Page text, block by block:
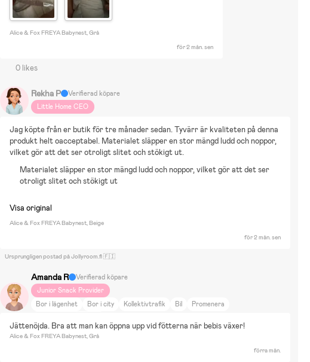
Alice & Fox FREYA Babynest, Grå
för 2 mån. sen
0 likes
Rekha P
Verifierad köpare
Little Home CEO
Jag köpte från er butik för tre månader sedan. Tyvärr är kvaliteten på denna
produkt helt oacceptabel. Materialet släpper en stor mängd ludd och noppor,
vilket gör att det ser otroligt slitet och stökigt ut.
Materialet släpper en stor mängd ludd och noppor, vilket gör att det ser
otroligt slitet och stökigt ut
Visa original
Alice & Fox FREYA Babynest, Beige
för 2 mån. sen
Ursprungligen postad på Jollyroom.fi 🇫🇮
Amanda R
Verifierad köpare
Junior Snack Provider
Bor i lägenhet
Bor i city Kollektivtrafik Bil
Promenera
Jättenöjda. Bra att man kan öppna upp vid fötterna när bebis växer!
Alice & Fox FREYA Babynest, Grå
förra mån.